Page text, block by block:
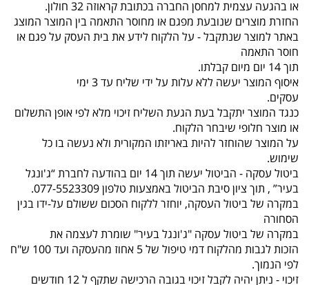
או בהגעה עצמית למחסן החברה בכתובת קראוזה 32 חולון.
החזרת מוצרים שנובעת מפגם או מחוסר התאמה בין המוצר המוצג
באתר למוצר שנתקבל - על הלקוח לידע את בית העסק על פגם או
חוסר התאמה
תוך 14 יום מיום קבלתו.
איסוף המוצר יעשה ללא עלות על ידי שליח עד 3 ימי
עסקים.
כנגד המוצר יתקבל בעת הגעת השליח זיכוי מלא לפי אופן התשלום
או מוצר חלופי שיבחר הלקוח.
על המוצר שהוחזר להיות באריזתו המקורית ולא נעשה בו כל
שימוש.
ביטול עסקה - הביטול יעשה תוך 14 יום בהודעה לחברת “ג'ונגל
בעיר” , תוך ציון סיבת הביטול באמצעות טלפון 077-5523309.
במקרה של ביטול העסקה, יוחזר ללקוח הסכום ששולם על-ידו בגין
הסחורה
במקרה של ביטול עסקה "ג'ונגל בעיר" שומרת לעצמה את
הזכות לגבות מהלקוח דמי טיפול של 5 אחוז מהעסקה ועד 100 ש"ח
לפי הנמוך.
זיכוי - ניתן יהיה לקבל זיכוי בגובה הרכישה שתקף ל 12 חודשים